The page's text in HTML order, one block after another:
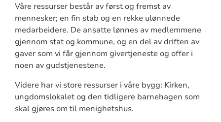
Våre ressurser består av først og fremst av
mennesker; en fin stab og en rekke ulønnede
medarbeidere. De ansatte lønnes av medlemmene
gjennom stat og kommune, og en del av driften av
gaver som vi får gjennom givertjeneste og offer i
noen av gudstjenestene.
Videre har vi store ressurser i våre bygg: Kirken,
ungdomslokalet og den tidligere barnehagen som
skal gjøres om til menighetshus.